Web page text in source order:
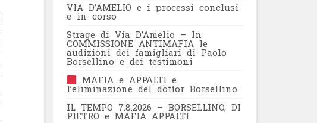
VIA D’AMELIO e i processi conclusi
e in corso
Strage di Via D’Amelio – In
COMMISSIONE ANTIMAFIA le
audizioni dei famigliari di Paolo
Borsellino e dei testimoni
MAFIA e APPALTI e
l’eliminazione del dottor Borsellino
IL TEMPO 7.8.2026 – BORSELLINO, DI
PIETRO e MAFIA APPALTI